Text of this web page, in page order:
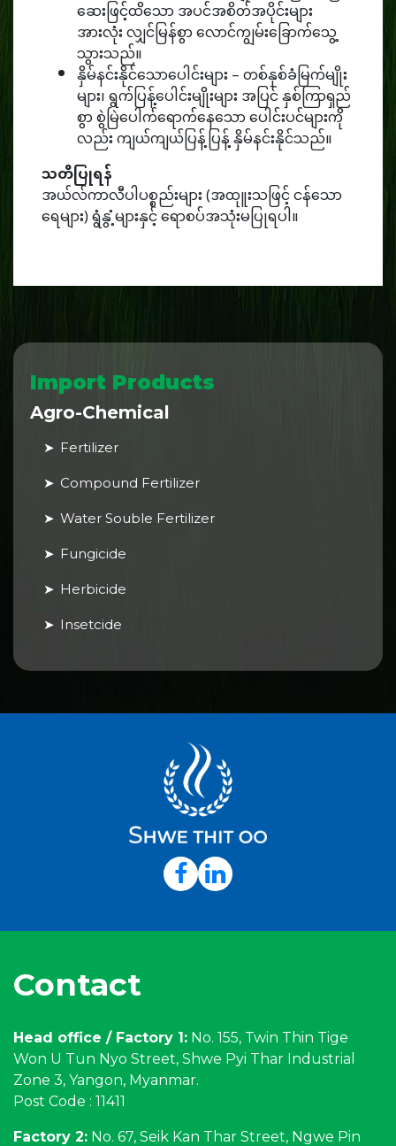
ဆေးဖြင့်ထိသော အပင်အစိတ်အပိုင်းများ
အားလုံး လျှင်မြန်စွာ လောင်ကျွမ်းခြောက်သွေ့
သွားသည်။
နှိမ်နင်းနိုင်သောပေါင်းများ – တစ်နှစ်ခံမြက်မျိုး
များ၊ ရွက်ပြန့်ပေါင်းမျိုးများ အပြင် နှစ်ကြာရှည်
စွာ စွဲမြဲပေါက်ရောက်နေသော ပေါင်းပင်များကို
လည်း ကျယ်ကျယ်ပြန့်ပြန့် နှိမ်နင်းနိုင်သည်။
သတိပြုရန်
အယ်လ်ကာလီပါပစ္စည်းများ (အထုူးသဖြင့် ငန်သော
ရေများ) ရွံနွံ့များနှင့် ရောစပ်အသုံးမပြုရပါ။
Import Products
Agro-Chemical
Fertilizer
Compound Fertilizer
Water Souble Fertilizer
Fungicide
Herbicide
Insetcide
Contact
Head office / Factory 1: No. 155, Twin Thin Tige
Won U Tun Nyo Street, Shwe Pyi Thar Industrial
Zone 3, Yangon, Myanmar.
Post Code : 11411
Factory 2: No. 67, Seik Kan Thar Street, Ngwe Pin